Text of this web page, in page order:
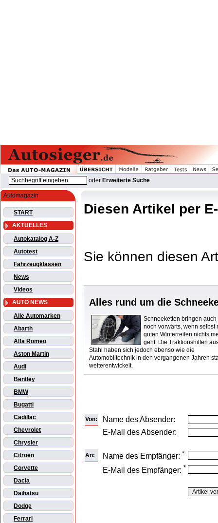
oder Erweiterte Suche
Automagazin
START
AKTUELLES
Autokatalog A-Z
Autotest
Fahrzeugklassen
News
Videos
AUTO NEWS
Alle Automarken
Abarth
Alfa Romeo
Aston Martin
Audi
Bentley
BMW
Bugatti
Cadillac
Chevrolet
Chrysler
Citroën
Corvette
Dacia
Daihatsu
Dodge
Ferrari
Diesen Artikel per
Sie können diesen
Alles rund um die
Schneeketten bringen
noch vorwärts, wenn selbst
guten Winterreifen nichts
geht. Die Traktionshilfen
Stahl haben sich jedoch ebenso wie die
Automobiltechnik in den vergangenen Jahren
weiterentwickelt.
Von:
Name des Absender:
E-Mail des Absender:
An: Name des Empfänger: *
E-Mail des Empfänger: *